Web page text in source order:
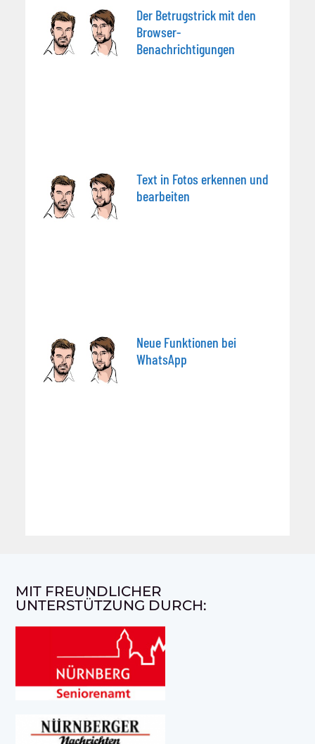
Der Betrugstrick mit den
Browser-
Benachrichtigungen
Text in Fotos erkennen und
bearbeiten
Neue Funktionen bei
WhatsApp
MIT FREUNDLICHER
UNTERSTÜTZUNG DURCH: